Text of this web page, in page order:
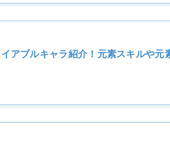
イアブルキャラ紹介！元素スキルや元